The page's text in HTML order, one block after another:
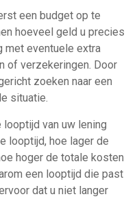
een budget op te
hoeveel geld u precies
met eventuele extra
of verzekeringen. Door
zoeken naar een
situatie.
looptijd van uw lening
looptijd, hoe lager de
hoger de totale kosten
een looptijd die past
dat u niet langer